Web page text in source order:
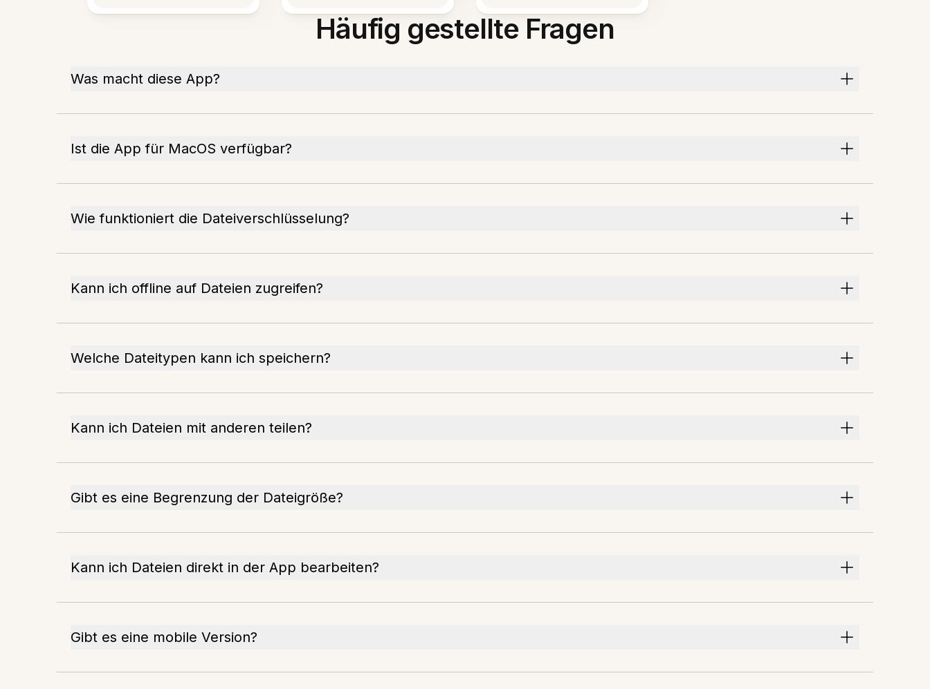
Häufig gestellte Fragen
Was macht diese App?
Ist die App für MacOS verfügbar?
Wie funktioniert die Dateiverschlüsselung?
Kann ich offline auf Dateien zugreifen?
Welche Dateitypen kann ich speichern?
Kann ich Dateien mit anderen teilen?
Gibt es eine Begrenzung der Dateigröße?
Kann ich Dateien direkt in der App bearbeiten?
Gibt es eine mobile Version?